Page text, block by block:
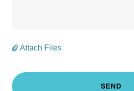
Attach Files
SEND